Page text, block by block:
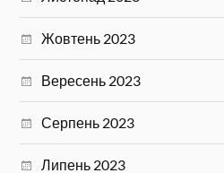
Жовтень 2023
Вересень 2023
Серпень 2023
Липень 2023